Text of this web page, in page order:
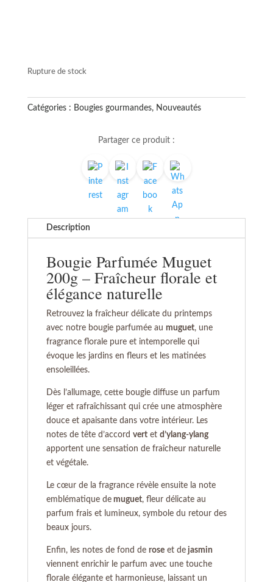
Rupture de stock
Catégories : Bougies gourmandes, Nouveautés
Partager ce produit :
Description
Bougie Parfumée Muguet
200g – Fraîcheur florale et
élégance naturelle
Retrouvez la fraîcheur délicate du printemps
avec notre bougie parfumée au muguet, une
fragrance florale pure et intemporelle qui
évoque les jardins en fleurs et les matinées
ensoleillées.
Dès l’allumage, cette bougie diffuse un parfum
léger et rafraîchissant qui crée une atmosphère
douce et apaisante dans votre intérieur. Les
notes de tête d’accord vertet d’ylang-ylang
apportent une sensation de fraîcheur naturelle
et végétale.
Le cœur de la fragrance révèle ensuite la note
emblématique demuguet, fleur délicate au
parfum frais et lumineux, symbole du retour des
beaux jours.
Enfin, les notes de fond de roseet dejasmin
viennent enrichir le parfum avec une touche
florale élégante et harmonieuse, laissant un